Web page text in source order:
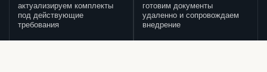
актуализируем комплекты
под действующие
требования
готовим документы
удаленно и сопровождаем
внедрение